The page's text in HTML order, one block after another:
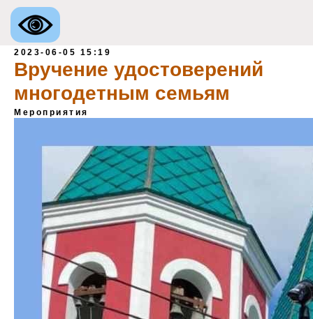
2023-06-05 15:19
Вручение удостоверений
многодетным семьям
Мероприятия